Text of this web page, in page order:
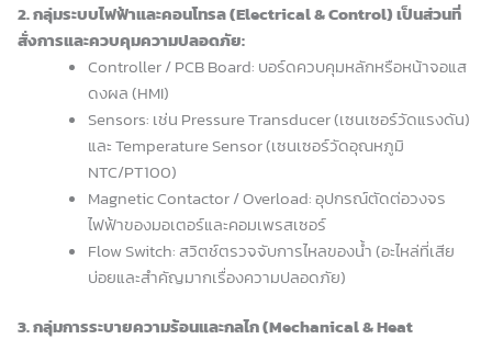
2. กลุ่มระบบไฟฟ้าและคอนโทรล (Electrical & Control) เป็นส่วนที่
สั่งการและควบคุมความปลอดภัย:
Controller / PCB Board: บอร์ดควบคุมหลักหรือหน้าจอแส
ดงผล (HMI)
Sensors: เช่น Pressure Transducer (เซนเซอร์วัดแรงดัน)
และ Temperature Sensor (เซนเซอร์วัดอุณหภูมิ
NTC/PT100)
Magnetic Contactor / Overload: อุปกรณ์ตัดต่อวงจร
ไฟฟ้าของมอเตอร์และคอมเพรสเซอร์
Flow Switch: สวิตช์ตรวจจับการไหลของน้ำ (อะไหล่ที่เสีย
บ่อยและสำคัญมากเรื่องความปลอดภัย)
3. กลุ่มการระบายความร้อนและกลไก (Mechanical & Heat